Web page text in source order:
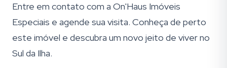
Entre em contato com a On'Haus Imóveis
Especiais e agende sua visita. Conheça de perto
este imóvel e descubra um novo jeito de viver no
Sul da Ilha.